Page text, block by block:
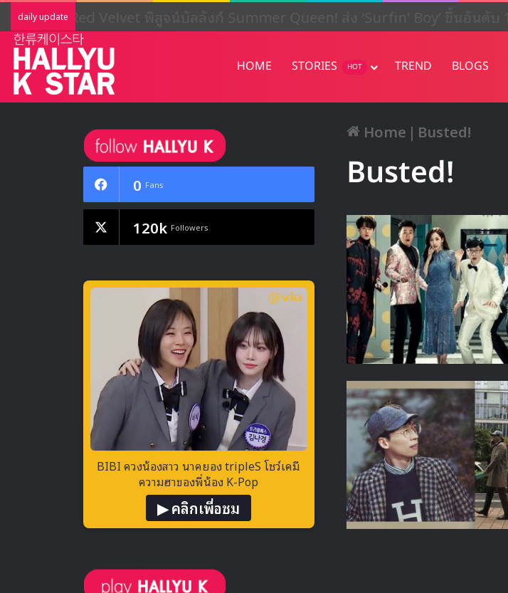
daily update
HOME STORIES HOT TREND BLOGS
Home | Busted!
Busted!
0 Fans
120k Followers
BIBI ควงน้องสาว นาคยอง tripleS โชว์เคมี
ความฮาของพี่น้อง K-Pop
▶ คลิกเพื่อชม